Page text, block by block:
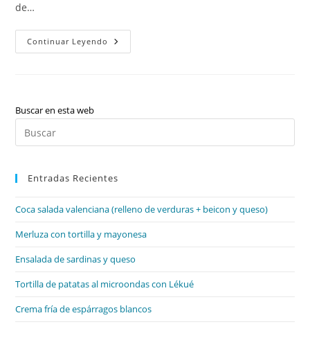
de…
Continuar Leyendo La
Madera
Buscar en esta web
Entradas Recientes
Coca salada valenciana (relleno de verduras + beicon y queso)
Merluza con tortilla y mayonesa
Ensalada de sardinas y queso
Tortilla de patatas al microondas con Lékué
Crema fría de espárragos blancos